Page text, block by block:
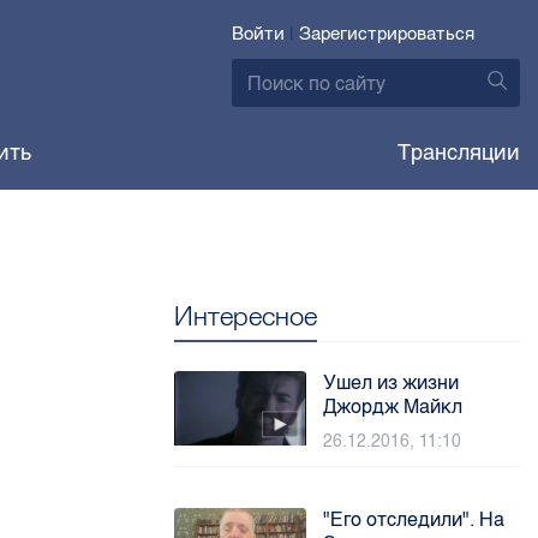
Войти | Зарегистрироваться
Трансляции
Интересное
Ушел из жизни
Джордж Майкл
26.12.2016, 11:10
"Его отследили". На